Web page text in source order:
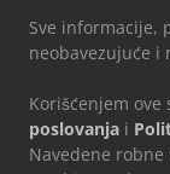
Sve informacije,
neobavezujuće i
Korišćenjem
poslovanja i
Navedene